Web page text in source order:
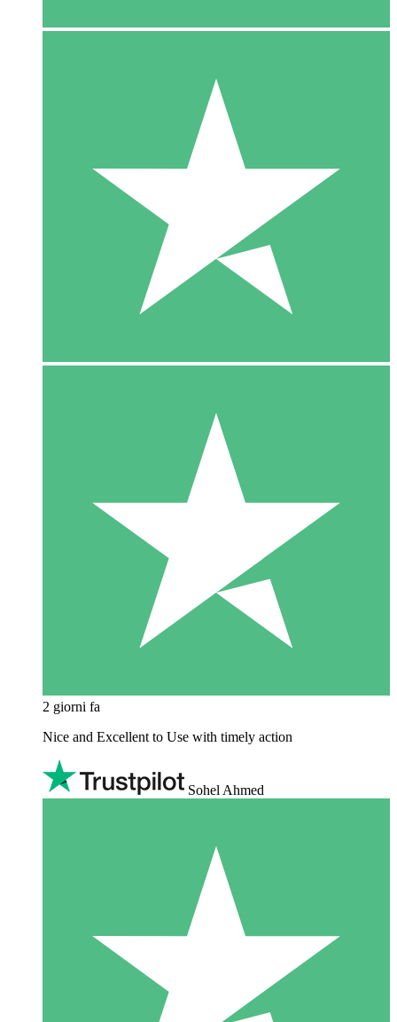
2 giorni fa
Nice and Excellent to Use with timely action
Sohel Ahmed